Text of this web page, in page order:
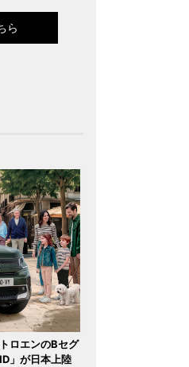
ら
ロエンのBセグ
」が日本上陸